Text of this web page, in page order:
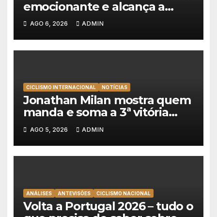
emocionante e alcança a
primeira vitória da carreira na
Volta à Polónia
AGO 6, 2026 ADMIN
CICLISMO INTERNACIONAL NOTÍCIAS
Jonathan Milan mostra quem
manda e soma a 3ª vitória
consecutiva na Volta a
Polónia
AGO 5, 2026 ADMIN
ANÁLISES ANTEVISÕES CICLISMO NACIONAL
Volta a Portugal 2026 – tudo o